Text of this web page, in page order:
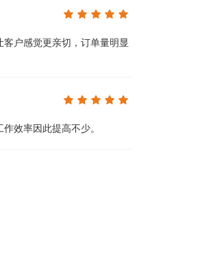
户感觉更亲切，订单量明显
效率因此提高不少。